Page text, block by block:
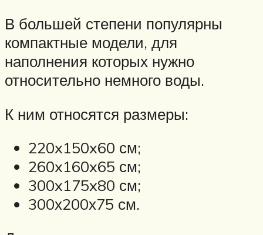
В большей степени популярны
компактные модели, для
наполнения которых нужно
относительно немного воды.
К ним относятся размеры:
220x150x60 см;
260x160x65 см;
300x175x80 см;
300х200х75 см.